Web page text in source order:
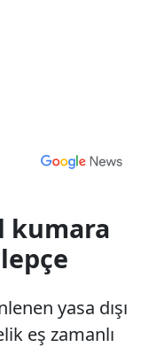
kumara
yasa dışı
eş zamanlı